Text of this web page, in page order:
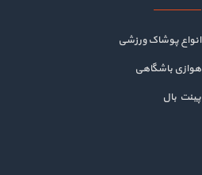
انواع پوشاک ورزشی
هوازی باشگاهی
پینت بال